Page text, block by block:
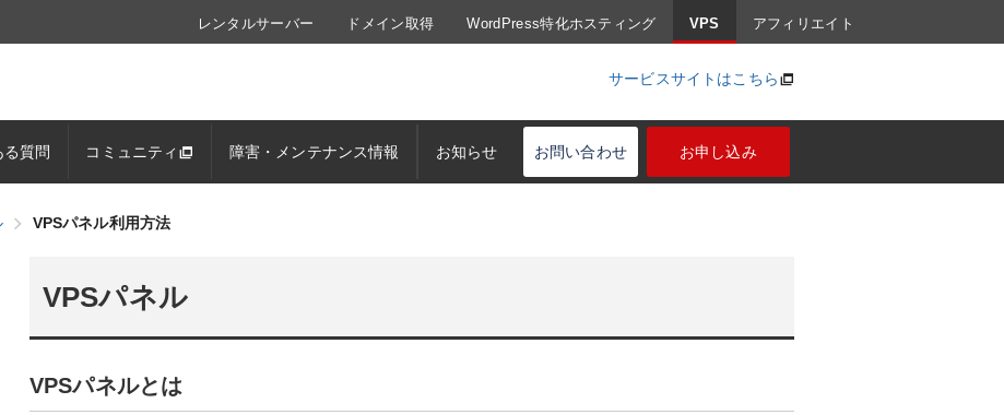
レンタルサーバー ドメイン取得 WordPress特化ホスティング VPS アフィリエイト
サービスサイトはこちら
る質問 コミュニティ 障害・メンテナンス情報 お知らせ お問い合わせ お申し込み
VPSパネル利用方法
VPSパネル
VPSパネルとは